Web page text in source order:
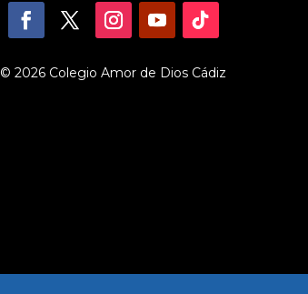
© 2026 Colegio Amor de Dios Cádiz